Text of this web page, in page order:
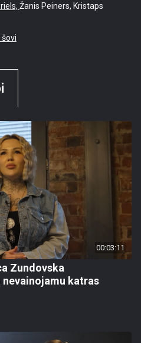
Žanis Peiners, Kristaps
00:03:11
Zundovska
katras